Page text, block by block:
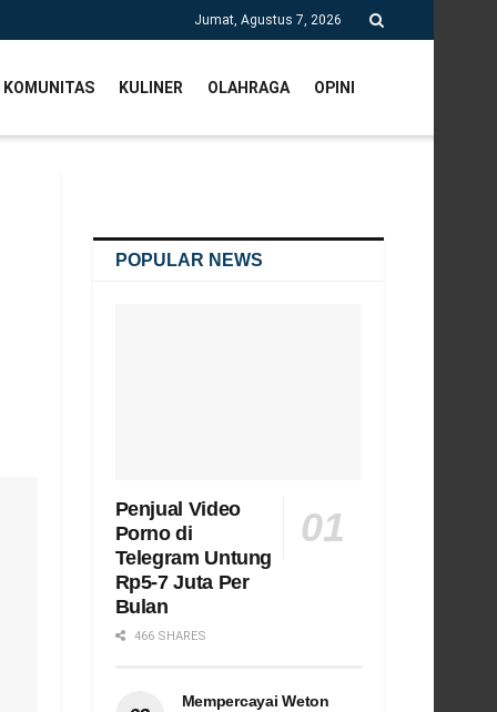
Jumat, Agustus 7, 2026
KOMUNITAS KULINER OLAHRAGA OPINI
POPULAR NEWS
Penjual Video
Porno di
Telegram Untung
Rp5-7 Juta Per
Bulan
466 SHARES
Mempercayai Weton